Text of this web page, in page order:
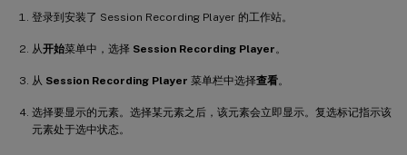
登录到安装了 Session Recording Player 的工作站。
从开始菜单中，选择 Session Recording Player 。
从 Session Recording Player 菜单栏中选择查看。
选择要显示的元素。选择某元素之后，该元素会立即显示。复选标记指示该
元素处于选中状态。